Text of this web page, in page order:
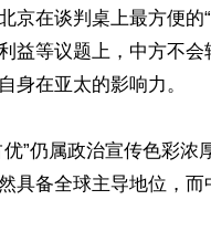
京在谈判桌上最方便的
益等议题上，中方不
身在亚太的影响力。
”仍属政治宣传色彩
具备全球主导地位，